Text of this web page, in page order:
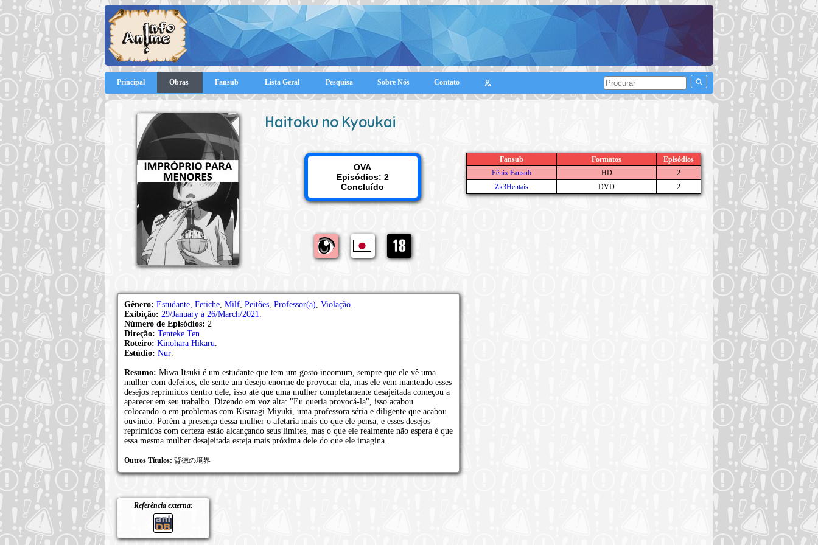
Principal Obras Fansub Lista Geral Pesquisa Sobre Nós Contato
Haitoku no Kyoukai
OVA
Episódios: 2
Concluído
Fansub Formatos
Episódios
Fênix Fansub
HD
2
Zk3Hentais
DVD 2
Gênero: Estudante, Fetiche, Milf, Peitões, Professor(a), Violação.
Exibição: 29/January à 26/March/2021.
Número de Episódios: 2
Direção: Tenteke Ten.
Roteiro: Kinohara Hikaru.
Estúdio: Nur.
Resumo: Miwa Itsuki é um estudante que tem um gosto incomum, sempre que ele vê uma
mulher com defeitos, ele sente um desejo enorme de provocar ela, mas ele vem mantendo esses
desejos reprimidos dentro dele, isso até que uma mulher completamente desajeitada começou a
aparecer em seu trabalho. Dizendo em voz alta: "Eu queria provocá-la", isso acabou
colocando-o em problemas com Kisaragi Miyuki, uma professora séria e diligente que acabou
ouvindo. Porém a presença dessa mulher o afetaria mais do que ele pensa, e esses desejos
reprimidos com certeza estão alcançando seus limites, mas o que ele realmente não espera é que
essa mesma mulher desajeitada esteja mais próxima dele do que ele imagina.
Outros Títulos: 背徳の境界
Referência externa: